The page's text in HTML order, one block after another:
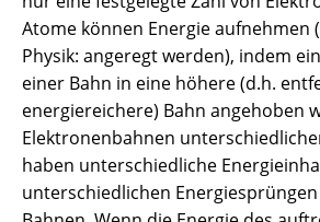
Atome können Energie aufnehmen
Physik: angeregt werden), indem
einer Bahn in eine höhere (d.h.
energiereichere) Bahn angehoben
Elektronenbahnen
haben unterschiedliche
unterschiedlichen